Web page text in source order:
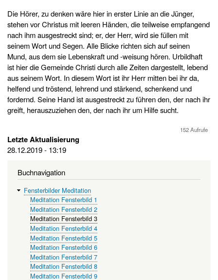
Die Hörer, zu denken wäre hier in erster Linie an die Jünger,
stehen vor Christus mit leeren Händen, die teilweise empfangend
nach ihm ausgestreckt sind; er, der Herr, wird sie füllen mit
seinem Wort und Segen. Alle Blicke richten sich auf seinen
Mund, aus dem sie Lebenskraft und -weisung hören. Urbildhaft
ist hier die Gemeinde Christi durch alle Zeiten dargestellt, lebend
aus seinem Wort. In diesem Wort ist ihr Herr mitten bei ihr da,
helfend und tröstend, lehrend und stärkend, schenkend und
fordernd. Seine Hand ist ausgestreckt zu führen den, der nach ihr
greift, herauszuziehen den, der nach ihr um Hilfe sucht.
152 Aufrufe
Letzte Aktualisierung
28.12.2019 - 13:19
Buchnavigation
Fensterbilder Meditation
Meditation Fensterbild 1
Meditation Fensterbild 2
Meditation Fensterbild 3
Meditation Fensterbild 4
Meditation Fensterbild 5
Meditation Fensterbild 6
Meditation Fensterbild 7
Meditation Fensterbild 8
Meditation Fensterbild 9